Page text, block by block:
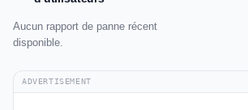
Aucun rapport de panne récent
disponible.
ADVERTISEMENT